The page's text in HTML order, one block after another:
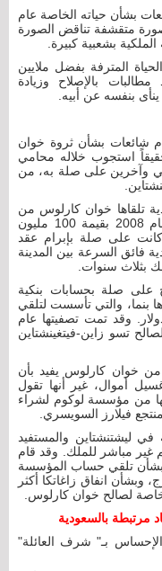
بشأن حياته الخاصة عام
صورة متقشفة تناقض الصورة
بشعبية كبيرة.
المترفة بفضل ملايين
بالإصلاح وزيادة
بنفسه عن أبيه.
الإعلام شائعات بشأن ثروة خوان
استجوب خلاله محامي
وآخرين على صلة به، من
تلقاها خوان كارلوس من
العاهل السعودي الراحل الملك عبد الله عام 2008 بقيمة 100 مليون
كانت على صلة بإبرام عقد
فائق السرعة بين المدينة
بثلاث سنوات.
على صلة بحسابات بنكية
والتي تأسست لتلقي
بقيمة 100 مليون دولار. وقد تمت تصفيتها عام
لصالح تسو زاين-فيتغينشتاين
خوان كارلوس يفيد بأن
أموال، غير أنها تقول
من مؤسسة لوكوم لشراء
فيلارز السويسري.
في ليشتنشتاين والمستفيد
غير مباشر للملك. وقد قام
بشأن تلقي حساب المؤسسة
وبشأن انفاق زاغاتكا أكثر
لصالح خوان كارلوس.
مرتبطة بالسعودية
الإحساس بـ" شرف العائلة"